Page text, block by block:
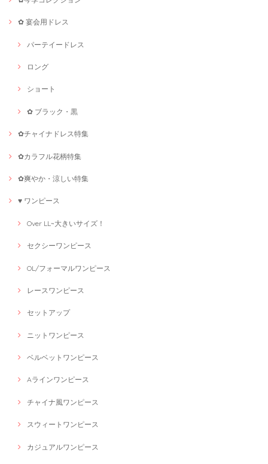
✿ 宴会用ドレス
パーテイードレス
ロング
ショート
✿ ブラック・黒
✿チャイナドレス特集
✿カラフル花柄特集
✿爽やか・涼しい特集
♥ ワンピース
Over LL~大きいサイズ！
セクシーワンピース
OL/フォーマルワンピース
レースワンピース
セットアップ
ニットワンピース
ベルベットワンピース
Aラインワンピース
チャイナ風ワンピース
スウィートワンピース
カジュアルワンピース